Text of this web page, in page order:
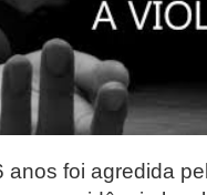
anos foi agredida